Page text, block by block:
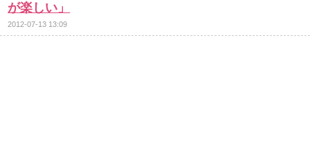
が楽しい」
2012-07-13 13:09